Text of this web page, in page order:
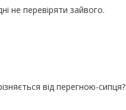
не перевіряти зайвого.
від перегною-сипця?